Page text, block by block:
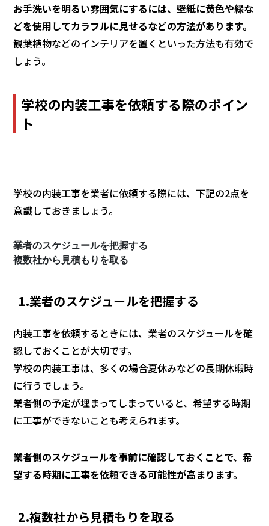
お手洗いを明るい雰囲気にするには、壁紙に黄色や緑な
どを使用してカラフルに見せるなどの方法があります。
観葉植物などのインテリアを置くといった方法も有効で
しょう。
学校の内装工事を依頼する際のポイン
ト
学校の内装工事を業者に依頼する際には、下記の2点を
意識しておきましょう。
業者のスケジュールを把握する
複数社から見積もりを取る
1.業者のスケジュールを把握する
内装工事を依頼するときには、業者のスケジュールを確
認しておくことが大切です。
学校の内装工事は、多くの場合夏休みなどの長期休暇時
に行うでしょう。
業者側の予定が埋まってしまっていると、希望する時期
に工事ができないことも考えられます。
業者側のスケジュールを事前に確認しておくことで、希
望する時期に工事を依頼できる可能性が高まります。
2.複数社から見積もりを取る